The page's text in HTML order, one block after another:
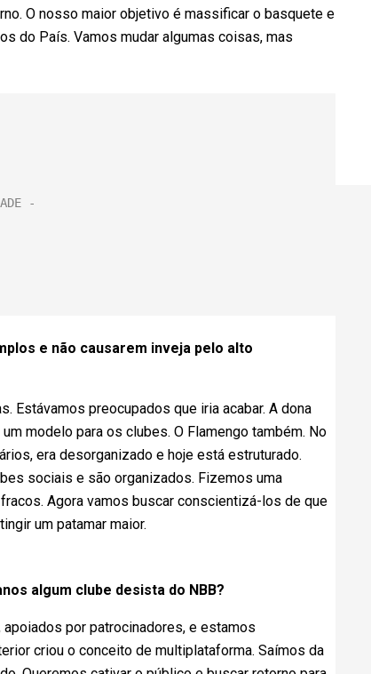
O nosso maior objetivo é massificar o basquete e
do País. Vamos mudar algumas coisas, mas
e não causarem inveja pelo alto
Estávamos preocupados que iria acabar. A dona
modelo para os clubes. O Flamengo também. No
era desorganizado e hoje está estruturado.
sociais e são organizados. Fizemos uma
Agora vamos buscar conscientizá-los de que
um patamar maior.
algum clube desista do NBB?
por patrocinadores, e estamos
criou o conceito de multiplataforma. Saímos da